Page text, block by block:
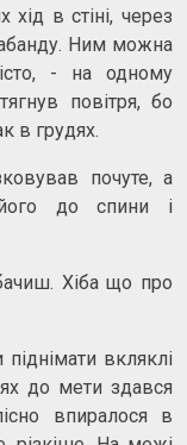
в стіні, через
Ним можна
- на одному
повітря, бо
в грудях.
почуте, а
до спини і
Хіба що про
вкляклі
до мети здався
впиралося в